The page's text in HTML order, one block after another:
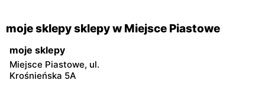
moje sklepy sklepy w Miejsce Piastowe
moje sklepy
Miejsce Piastowe, ul.
Krośnieńska 5A